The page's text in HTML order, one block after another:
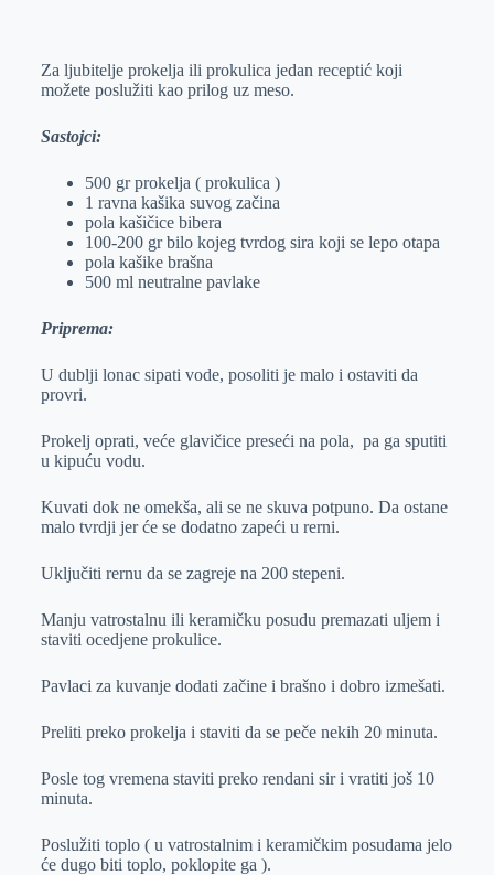
e
I
s
p
a
l
Za ljubitelje prokelja ili prokulica jedan receptić koji
možete poslužiti kao prilog uz meso.
Sastojci:
500 gr prokelja ( prokulica )
1 ravna kašika suvog začina
pola kašičice bibera
100-200 gr bilo kojeg tvrdog sira koji se lepo otapa
pola kašike brašna
500 ml neutralne pavlake
Priprema:
U dublji lonac sipati vode, posoliti je malo i ostaviti da
provri.
Prokelj oprati, veće glavičice preseći na pola, pa ga sputiti
u kipuću vodu.
Kuvati dok ne omekša, ali se ne skuva potpuno. Da ostane
malo tvrdji jer će se dodatno zapeći u rerni.
Uključiti rernu da se zagreje na 200 stepeni.
Manju vatrostalnu ili keramičku posudu premazati uljem i
staviti ocedjene prokulice.
Pavlaci za kuvanje dodati začine i brašno i dobro izmešati.
Preliti preko prokelja i staviti da se peče nekih 20 minuta.
Posle tog vremena staviti preko rendani sir i vratiti još 10
minuta.
Poslužiti toplo ( u vatrostalnim i keramičkim posudama jelo
će dugo biti toplo, poklopite ga ).